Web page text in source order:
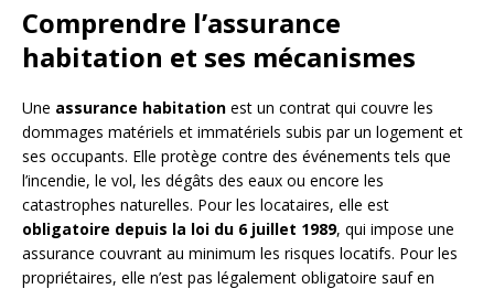
Comprendre l’assurance
habitation et ses mécanismes
Une assurance habitation est un contrat qui couvre les
dommages matériels et immatériels subis par un logement et
ses occupants. Elle protège contre des événements tels que
l’incendie, le vol, les dégâts des eaux ou encore les
catastrophes naturelles. Pour les locataires, elle est
obligatoire depuis la loi du 6 juillet 1989, qui impose une
assurance couvrant au minimum les risques locatifs. Pour les
propriétaires, elle n’est pas légalement obligatoire sauf en